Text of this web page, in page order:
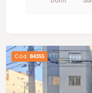
suite, banheiro
alugado apenas
Cód. 84355